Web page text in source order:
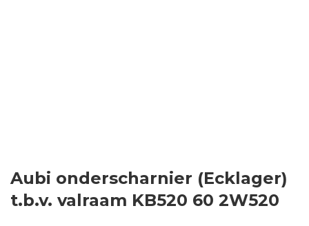
Login
Aubi onderscharnier (Ecklager)
t.b.v. valraam KB520 60 2W520